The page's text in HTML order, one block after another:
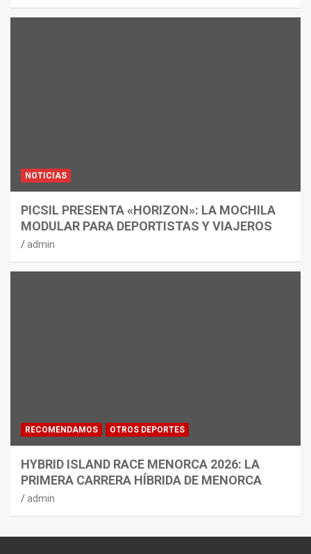
NOTICIAS
PICSIL PRESENTA «HORIZON»: LA MOCHILA
MODULAR PARA DEPORTISTAS Y VIAJEROS
admin
RECOMENDAMOS OTROS DEPORTES
HYBRID ISLAND RACE MENORCA 2026: LA
PRIMERA CARRERA HÍBRIDA DE MENORCA
admin